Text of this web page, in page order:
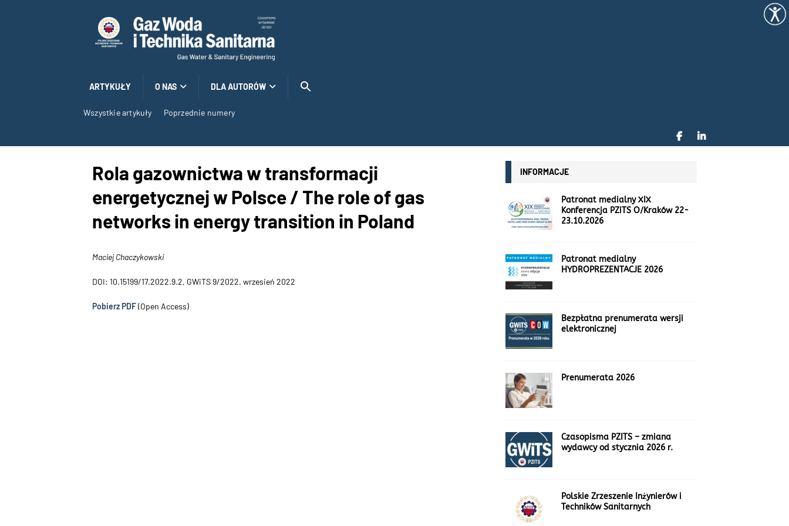
ARTYKUŁY O NAS DLA AUTORÓW
Wszystkie artykuły Poprzednie numery
Rola gazownictwa w transformacji
energetycznej w Polsce / The role of gas
networks in energy transition in Poland
Maciej Chaczykowski
DOI: 10.15199/17.2022.9.2, GWiTS 9/2022. wrzesień 2022
Pobierz PDF(Open Access)
INFORMACJE
Patronat medialny XIX
Konferencja PZiTS O/Kraków 22-
23.10.2026
Patronat medialny
HYDROPREZENTACJE 2026
Bezpłatna prenumerata wersji
elektronicznej
Prenumerata 2026
Czasopisma PZITS – zmiana
wydawcy od stycznia 2026 r.
Polskie Zrzeszenie Inżynierów i
Techników Sanitarnych